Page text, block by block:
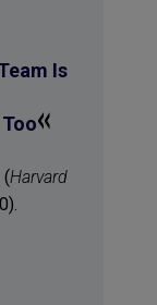
Is
«
(Harvard